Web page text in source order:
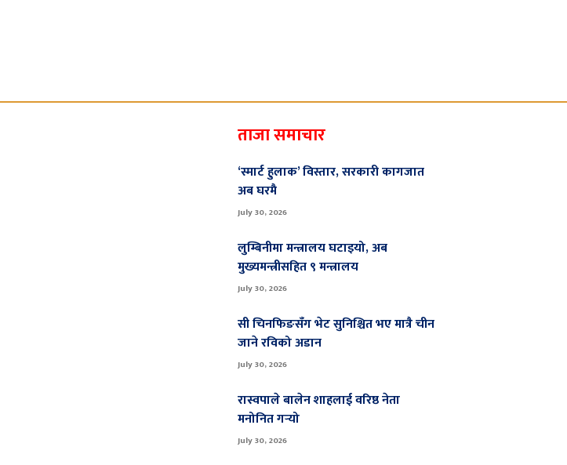
ताजा समाचार
‘स्मार्ट हुलाक’ विस्तार, सरकारी कागजात
अब घरमै
July 30, 2026
लुम्बिनीमा मन्त्रालय घटाइयो, अब
मुख्यमन्त्रीसहित ९ मन्त्रालय
July 30, 2026
सी चिनफिङसँग भेट सुनिश्चित भए मात्रै चीन
जाने रविको अडान
July 30, 2026
रास्वपाले बालेन शाहलाई वरिष्ठ नेता
मनोनित गर्‍यो
July 30, 2026